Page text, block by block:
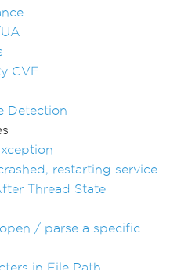
CVE
Detection
restarting service
Thread State
/ parse a specific
in File Path